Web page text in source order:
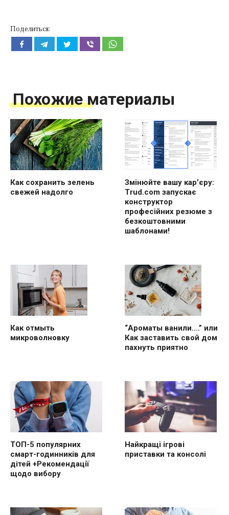
Поделиться:
Похожие материалы
Как сохранить зелень
свежей надолго
Змінюйте вашу кар’єру:
Trud.com запускає
конструктор
професійних резюме з
безкоштовними
шаблонами!
Как отмыть
микроволновку
“Ароматы ванили….” или
Как заставить свой дом
пахнуть приятно
ТОП-5 популярних
смарт-годинників для
дітей +Рекомендації
щодо вибору
Найкращі ігрові
приставки та консолі